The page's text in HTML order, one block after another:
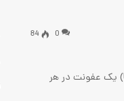
0
84
عفونت های ادراری (UTI) عفونت دستگاه ادراری (UTI) یک عفونت در هر